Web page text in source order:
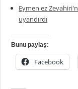
Eymen ez
uyandırdı
Bunu paylaş:
Facebook